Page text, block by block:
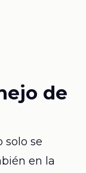
de
solo se
en la